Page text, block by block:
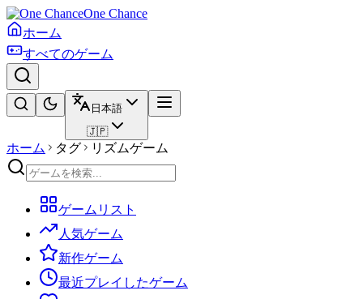
One Chance
ホーム
すべてのゲーム
日本語
🇯🇵
ホーム タグ リズムゲーム
ゲームリスト
人気ゲーム
新作ゲーム
最近プレイしたゲーム